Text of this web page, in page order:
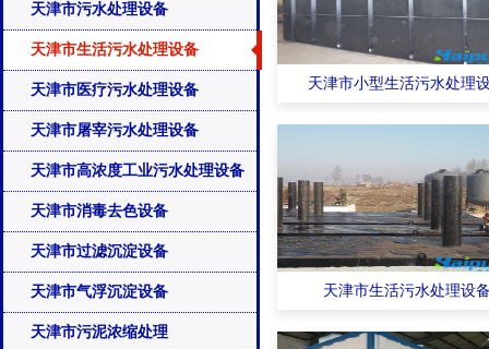
天津市污水处理设备
天津市生活污水处理设备
天津市医疗污水处理设备
天津市屠宰污水处理设备
天津市高浓度工业污水处理设备
天津市消毒去色设备
天津市过滤沉淀设备
天津市气浮沉淀设备
天津市污泥浓缩处理
天津市小型生活污水处理
天津市生活污水处理设